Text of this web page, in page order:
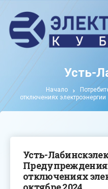
Усть-
Начало
отключениях электроэнергии
Усть-
отключениях